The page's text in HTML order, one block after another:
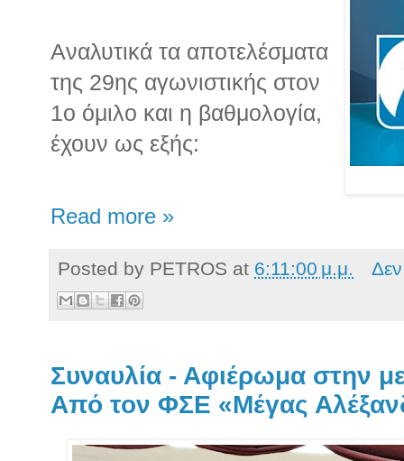
Αναλυτικά τα αποτελέσματα
της 29ης αγωνιστικής στον
1ο όμιλο και η βαθμολογία,
έχουν ως εξής:
Read more »
Posted by PETROS at 6:11:00 μ.μ.
Συναυλία - Αφιέρωμα στην
Από τον ΦΣΕ «Μέγας